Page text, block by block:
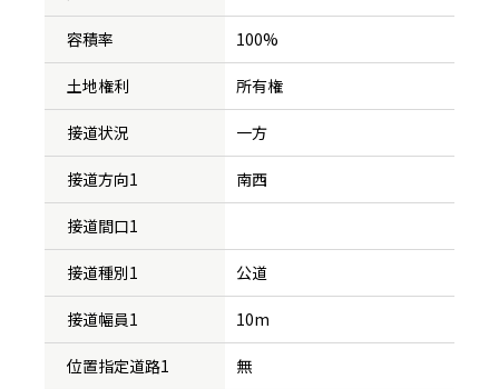
容積率 100%
土地権利 所有権
接道状況 一方
接道方向1 南西
接道間口1
接道種別1 公道
接道幅員1 10m
位置指定道路1 無